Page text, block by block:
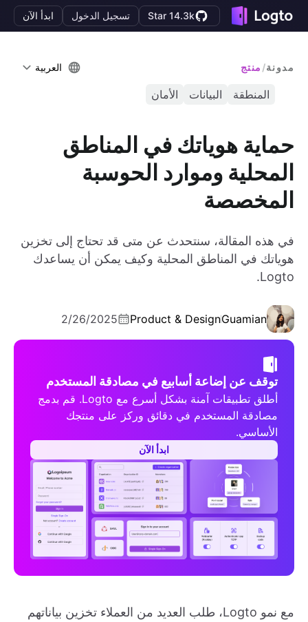
Star 14.3k تسجيل الدخول ابدأ الآن
مدونة/ منتج العربية
المنطقة البيانات الأمان
حماية هوياتك في المناطق
المحلية وموارد الحوسبة
المخصصة
في هذه المقالة، سنتحدث عن متى قد تحتاج إلى تخزين
هوياتك في المناطق المحلية وكيف يمكن أن يساعدك
Logto.
Guamian
Product & Design
2/26/2025
توقف عن إضاعة أسابيع في مصادقة المستخدم
أطلق تطبيقات آمنة بشكل أسرع مع Logto. قم بدمج
مصادقة المستخدم في دقائق وركز على منتجك
الأساسي.
ابدأ الآن
مع نمو Logto، طلب العديد من العملاء تخزين بياناتهم